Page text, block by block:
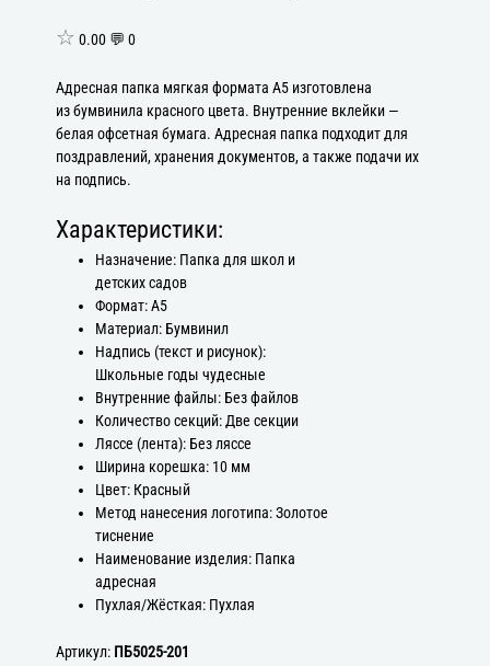
☆ 0.00 💬 0
Адресная папка мягкая формата А5 изготовлена
из бумвинила красного цвета. Внутренние вклейки —
белая офсетная бумага. Адресная папка подходит для
поздравлений, хранения документов, а также подачи их
на подпись.
Характеристики:
Назначение: Папка для школ и
детских садов
Формат: А5
Материал: Бумвинил
Надпись (текст и рисунок):
Школьные годы чудесные
Внутренние файлы: Без файлов
Количество секций: Две секции
Ляссе (лента): Без ляссе
Ширина корешка: 10 мм
Цвет: Красный
Метод нанесения логотипа: Золотое
тиснение
Наименование изделия: Папка
адресная
Пухлая/Жёсткая: Пухлая
Артикул: ПБ5025-201